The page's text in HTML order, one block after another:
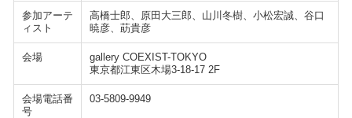
参加アーテ
ィスト
高橋士郎、原田大三郎、山川冬樹、小松宏誠、谷口
暁彦、莇貴彦
会場
gallery COEXIST-TOKYO
東京都江東区木場3-18-17 2F
会場電話番
号
03-5809-9949